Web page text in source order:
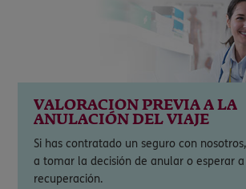
VALORACIÓN PREVIA A LA
ANULACIÓN DEL VIAJE
Si has contratado un seguro con
a tomar la decisión de anular o esperar
recuperación.